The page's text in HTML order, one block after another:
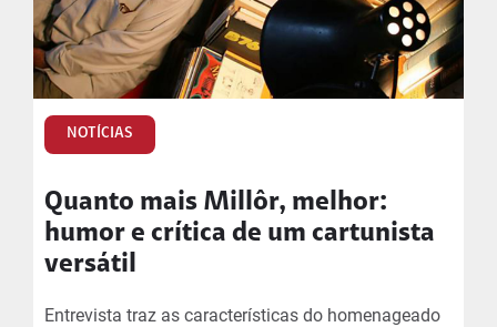
NOTÍCIAS
Quanto mais Millôr, melhor:
humor e crítica de um cartunista
versátil
Entrevista traz as características do homenageado